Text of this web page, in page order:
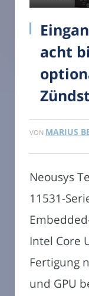
acht
VON MARIUS
Neousys
11531-
Intel Core
Fertigung
und GPU